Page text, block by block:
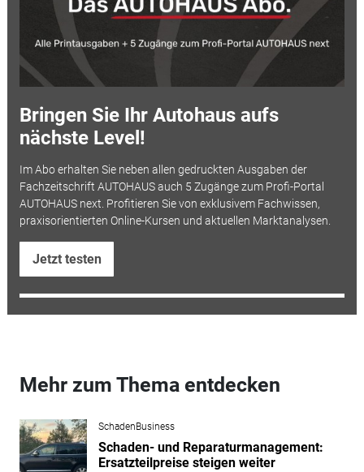
Bringen Sie Ihr Autohaus aufs
nächste Level!
Im Abo erhalten Sie neben allen gedruckten Ausgaben der
Fachzeitschrift AUTOHAUS auch 5 Zugänge zum Profi-Portal
AUTOHAUS next. Profitieren Sie von exklusivem Fachwissen,
praxisorientierten Online-Kursen und aktuellen Marktanalysen.
Jetzt testen
Mehr zum Thema entdecken
SchadenBusiness
Schaden- und Reparaturmanagement:
Ersatzteilpreise steigen weiter